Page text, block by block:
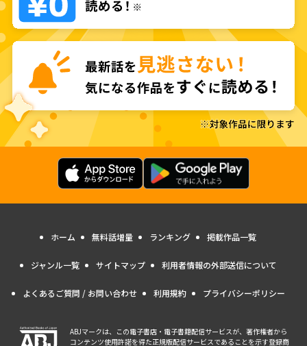
ホーム 無料話増量 ランキング 掲載作品一覧
ジャンル一覧 サイトマップ 利用者情報の外部送信について
よくあるご質問 / お問い合わせ 利用規約 プライバシーポリシー
ABJマークは、この電子書店・電子書籍配信サービスが、著作権者から
コンテンツ使用許諾を得た正規版配信サービスであることを示す登録商